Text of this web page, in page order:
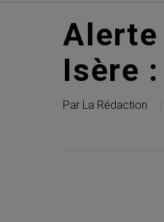
Alerte
Isère
Par La Rédaction